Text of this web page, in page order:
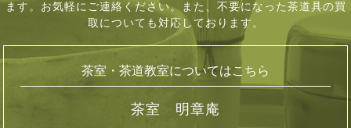
ます。お気軽にご連絡ください。 また、不要になった茶道具の買
取についても対応しております。
茶室・茶道教室についてはこちら
茶室 明章庵